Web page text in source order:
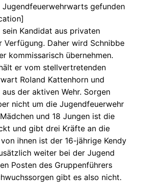
Jugendfeuerwehrwarts gefunden
Kandidat aus privaten
Verfügung. Daher wird Schnibbe
kommissarisch übernehmen.
er vom stellvertretenden
Roland Kattenhorn und
der aktiven Wehr. Sorgen
nicht um die Jugendfeuerwehr
und 18 Jungen ist die
und gibt drei Kräfte an die
ihnen ist der 16-jährige Kendy
weiter bei der Jugend
Posten des Gruppenführers
gibt es also nicht.